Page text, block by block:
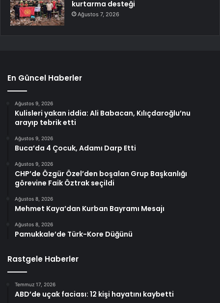
kurtarma desteği
Ağustos 7, 2026
En Güncel Haberler
Ağustos 9, 2026
Kulisleri yakan iddia: Ali Babacan, Kılıçdaroğlu’nu
arayıp tebrik etti
Ağustos 9, 2026
Buca’da 4 Çocuk, Adamı Darp Etti
Ağustos 9, 2026
CHP’de Özgür Özel’den boşalan Grup Başkanlığı
görevine Faik Öztrak seçildi
Ağustos 8, 2026
Mehmet Kaya’dan Kurban Bayramı Mesajı
Ağustos 8, 2026
Pamukkale’de Türk-Kore Düğünü
Rastgele Haberler
Temmuz 17, 2026
ABD’de uçak faciası: 12 kişi hayatını kaybetti